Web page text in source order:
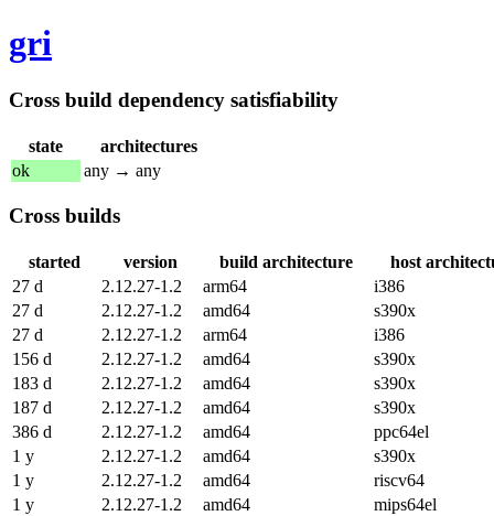
gri
Cross build dependency satisfiability
state
architectures
ok
any → any
Cross builds
started version build architecture
host
27 d
2.12.27-1.2 arm64
i386
27 d
2.12.27-1.2 amd64
s390x
27 d
2.12.27-1.2 arm64
i386
156 d
2.12.27-1.2 amd64
s390x
183 d
2.12.27-1.2 amd64
s390x
187 d
2.12.27-1.2 amd64
s390x
386 d
2.12.27-1.2 amd64
ppc64el
1 y
2.12.27-1.2 amd64
s390x
1 y
2.12.27-1.2 amd64
riscv64
1 y
2.12.27-1.2 amd64
mips64el